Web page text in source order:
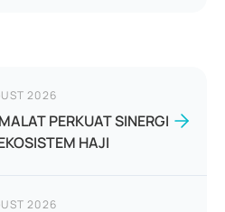
2026
PERKUAT SINERGI
HAJI
2026